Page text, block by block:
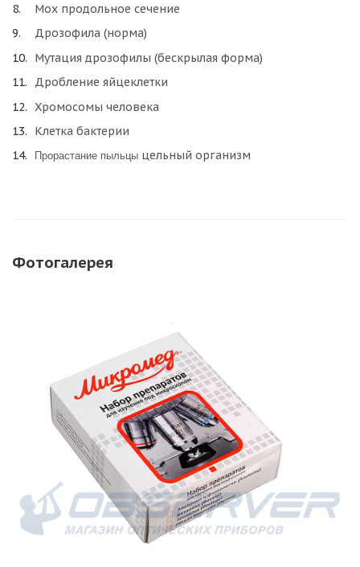
Мох продольное сечение
Дрозофила (норма)
Мутация дрозофилы (бескрылая форма)
Дробление яйцеклетки
Хромосомы человека
Клетка бактерии
Прорастание пыльцы цельный организм
Фотогалерея